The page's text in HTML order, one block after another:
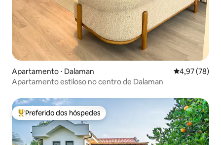
Apartamento ⋅ Dalaman 4,97 de uma
4,97 (78)
Apartamento estiloso no centro de Dalaman
Entre os melhores preferidos dos hóspedes
Preferido dos hóspedes